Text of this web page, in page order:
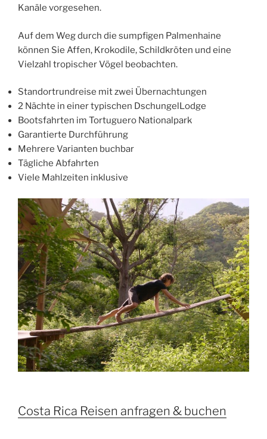
Kanäle vorgesehen.
Auf dem Weg durch die sumpfigen Palmenhaine
können Sie Affen, Krokodile, Schildkröten und eine
Vielzahl tropischer Vögel beobachten.
Standortrundreise mit zwei Übernachtungen
2 Nächte in einer typischen Dschungel­Lodge
Bootsfahrten im Tortuguero Nationalpark
Garantierte Durchführung
Mehrere Varianten buchbar
Tägliche Abfahrten
Viele Mahlzeiten inklusive
Costa Rica Reisen anfragen & buchen